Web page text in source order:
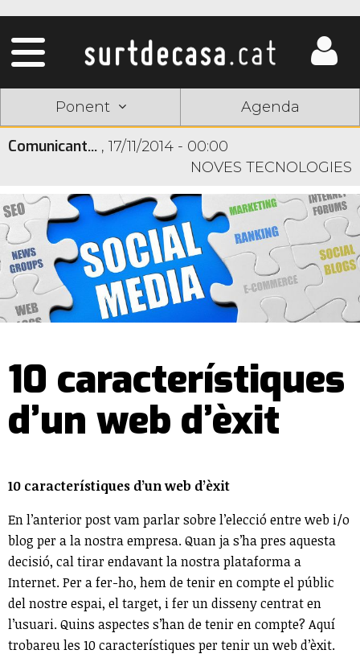
Ponent Agenda
Comunicant... , 17/11/2014 - 00:00
NOVES TECNOLOGIES
10 característiques
d’un web d’èxit
10 característiques d’un web d’èxit
En l’anterior post vam parlar sobre l’elecció entre web i/o
blog per a la nostra empresa. Quan ja s’ha pres aquesta
decisió, cal tirar endavant la nostra plataforma a
Internet. Per a fer-ho, hem de tenir en compte el públic
del nostre espai, el target, i fer un disseny centrat en
l’usuari. Quins aspectes s’han de tenir en compte? Aquí
trobareu les 10 característiques per tenir un web d’èxit.